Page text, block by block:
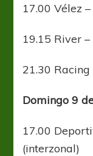
17.00 Vélez
19.15 River
21.30 Racing
Domingo 9
17.00
(interzonal)